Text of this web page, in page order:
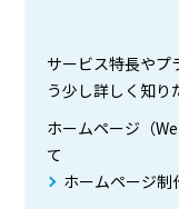
サービス特長やプ
う少し詳しく知り
ホームページ（
て
ホームページ制